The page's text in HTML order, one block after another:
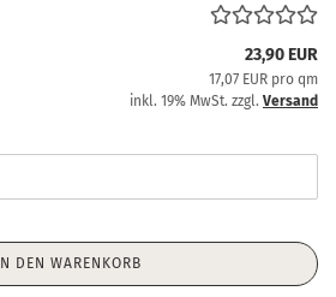
23,90 EUR
17,07 EUR pro qm
inkl. 19% MwSt. zzgl. Versand
IN DEN WARENKORB